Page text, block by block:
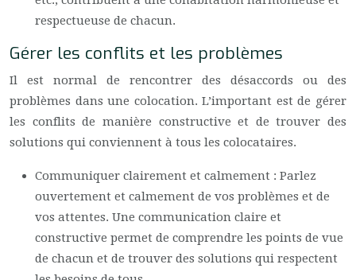
respectueuse de chacun.
Gérer les conflits et les problèmes
Il est normal de rencontrer des désaccords ou des
problèmes dans une colocation. L’important est de gérer
les conflits de manière constructive et de trouver des
solutions qui conviennent à tous les colocataires.
Communiquer clairement et calmement : Parlez
ouvertement et calmement de vos problèmes et de
vos attentes. Une communication claire et
constructive permet de comprendre les points de vue
de chacun et de trouver des solutions qui respectent